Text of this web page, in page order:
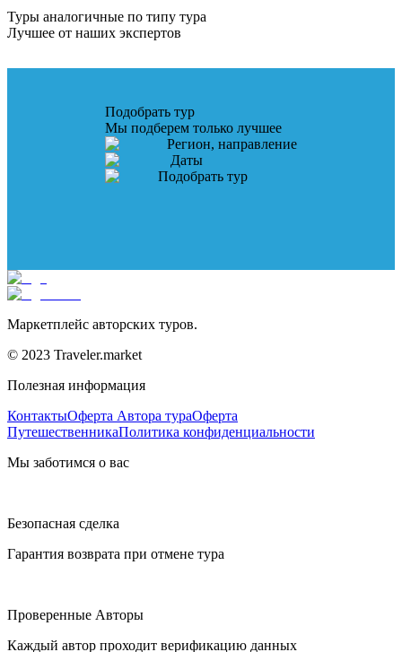
Туры аналогичные по типу тура
Лучшее от наших экспертов
Подобрать тур
Мы подберем только лучшее
Регион, направление
Даты
Подобрать тур
Маркетплейс авторских туров.
© 2023 Traveler.market
Полезная информация
КонтактыОферта Автора тураОферта
ПутешественникаПолитика конфиденциальности
Мы заботимся о вас
Безопасная сделка
Гарантия возврата при отмене тура
Проверенные Авторы
Каждый автор проходит верификацию данных